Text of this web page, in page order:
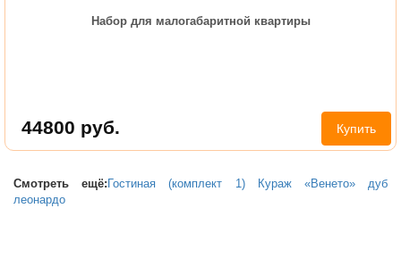
Набор для малогабаритной квартиры
44800 руб. Купить
Смотреть ещё:Гостиная (комплект 1) Кураж «Венето» дуб
леонардо